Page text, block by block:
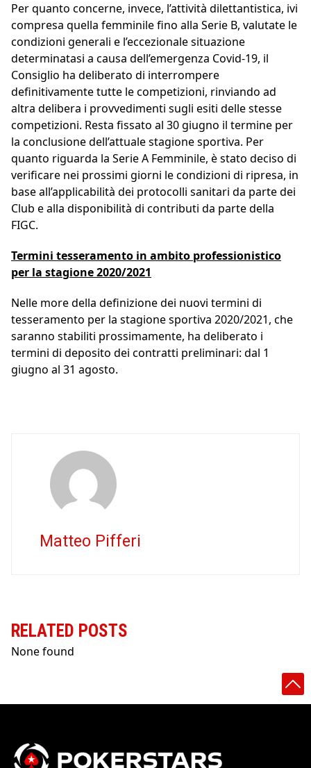
Per quanto concerne, invece, l’attività dilettantistica, ivi
compresa quella femminile fino alla Serie B, valutate le
condizioni generali e l’eccezionale situazione
determinatasi a causa dell’emergenza Covid-19, il
Consiglio ha deliberato di interrompere
definitivamente tutte le competizioni, rinviando ad
altra delibera i provvedimenti sugli esiti delle stesse
competizioni. Resta fissato al 30 giugno il termine per
la conclusione dell’attuale stagione sportiva. Per
quanto riguarda la Serie A Femminile, è stato deciso di
verificare nei prossimi giorni le condizioni di ripresa, in
base all’applicabilità dei protocolli sanitari da parte dei
Club e alla disponibilità di contributi da parte della
FIGC.
Termini tesseramento in ambito professionistico
per la stagione 2020/2021
Nelle more della definizione dei nuovi termini di
tesseramento per la stagione sportiva 2020/2021, che
saranno stabiliti prossimamente, ha deliberato i
termini di deposito dei contratti preliminari: dal 1
giugno al 31 agosto.
Matteo Pifferi
RELATED POSTS
None found